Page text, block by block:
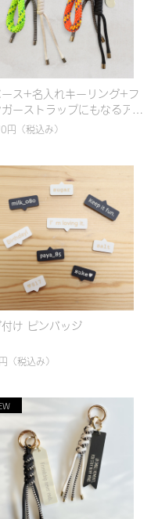
ース+名入れキーリング+フ
ーストラップにもなるア
トチャーム(太)】選べるカ
パラコード編み｜シンプル
ラフル
円 （税込み）
け ピンバッジ
（税込み）